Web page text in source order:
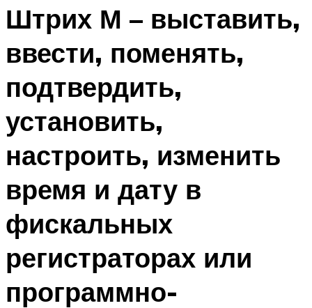
Штрих М – выставить,
ввести, поменять,
подтвердить,
установить,
настроить, изменить
время и дату в
фискальных
регистраторах или
программно-